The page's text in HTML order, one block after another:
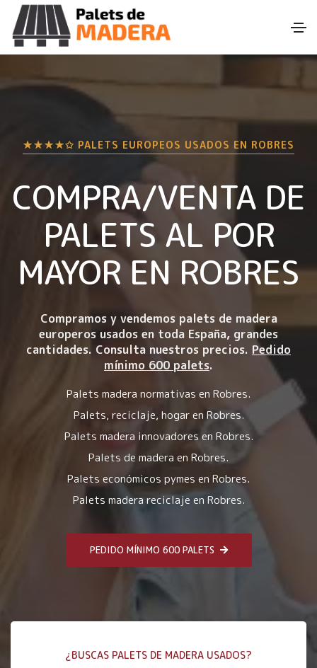
★★★★✩ PALETS EUROPEOS USADOS EN ROBRES
COMPRA/VENTA DE
PALETS AL POR
MAYOR EN ROBRES
Compramos y vendemos palets de madera
europeros usados en toda España, grandes
cantidades. Consulta nuestros precios. Pedido
mínimo 600 palets.
Palets madera normativas en Robres.
Palets, reciclaje, hogar en Robres.
Palets madera innovadores en Robres.
Palets de madera en Robres.
Palets económicos pymes en Robres.
Palets madera reciclaje en Robres.
PEDIDO MÍNIMO 600 PALETS
¿BUSCAS PALETS DE MADERA USADOS?